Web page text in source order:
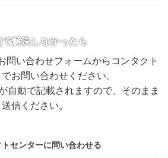
で解決しなかったら
問い合わせフォームからコンタクト
お問い合わせください。
自動で記載されますので、そのまま
送信ください。
トセンターに問い合わせる